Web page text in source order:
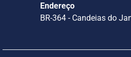
Endereço
BR-364 - Candeias do